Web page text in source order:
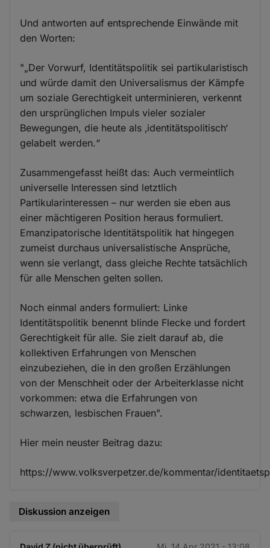
Und antworten auf entsprechende Einwände mit
den Worten:
"„Der Vorwurf, Identitätspolitik sei partikularistisch
und würde damit den Universalismus der Kämpfe
um soziale Gerechtigkeit unterminieren, verkennt
den ursprünglichen Impuls vieler sozialer
Bewegungen, die heute als ‚identitätspolitisch‘
gelabelt werden.“
Zusammengefasst heißt das: Auch vermeintlich
universelle Interessen sind letztlich
Partikularinteressen – nur werden sie eben aus
einer mächtigeren Position heraus formuliert.
Emanzipatorische Identitätspolitik hat hingegen
zumeist durchaus universalistische Ansprüche,
wenn sie verlangt, dass gleiche Rechte tatsächlich
für alle Menschen gelten sollen.
Noch einmal anders formuliert: Linke
Identitätspolitik benennt blinde Flecke und fordert
Gerechtigkeit für alle. Sie zielt darauf ab, die
kollektiven Erfahrungen von Menschen
einzubeziehen, die in den großen Erzählungen
von der Menschheit oder der Arbeiterklasse nicht
vorkommen: etwa die Erfahrungen von
schwarzen, lesbischen Frauen".
Hier mein neuster Beitrag dazu:
https://www.volksverpetzer.de/kommentar/
Diskussion anzeigen